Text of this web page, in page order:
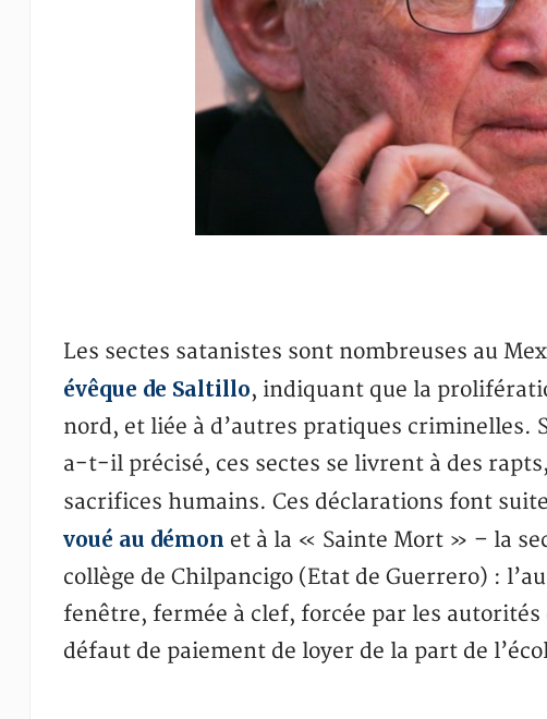
Les sectes satanistes sont nombreuses au
évêque de Saltillo, indiquant que la
nord, et liée à d’autres pratiques criminelles.
a-t-il précisé, ces sectes se livrent à des
sacrifices humains. Ces déclarations font
voué au démon et à la « Sainte Mort » – la
collège de Chilpancigo (Etat de Guerrero) :
fenêtre, fermée à clef, forcée par les
défaut de paiement de loyer de la part de